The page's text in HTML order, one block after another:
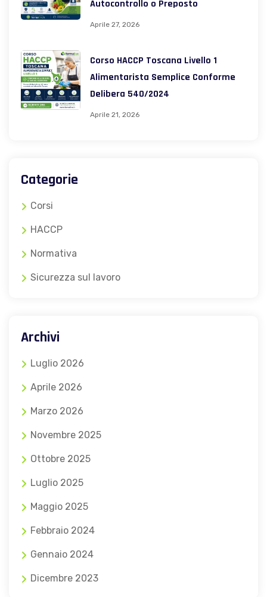
Autocontrollo o Preposto
Aprile 27, 2026
Corso HACCP Toscana Livello 1
Alimentarista Semplice Conforme
Delibera 540/2024
Aprile 21, 2026
Categorie
Corsi
HACCP
Normativa
Sicurezza sul lavoro
Archivi
Luglio 2026
Aprile 2026
Marzo 2026
Novembre 2025
Ottobre 2025
Luglio 2025
Maggio 2025
Febbraio 2024
Gennaio 2024
Dicembre 2023